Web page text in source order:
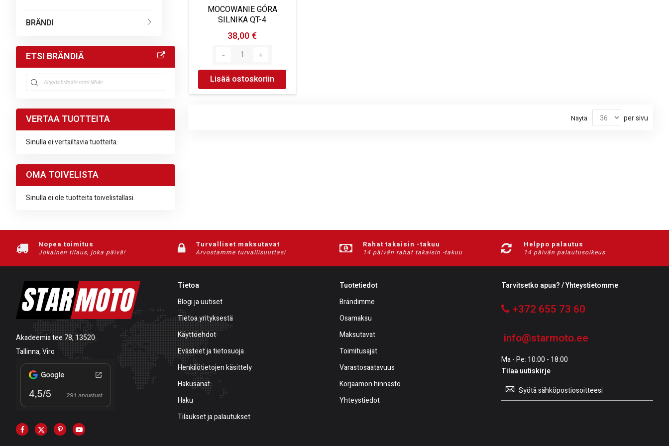
MOCOWANIE GÓRA
SILNIKA QT-4
38,00 €
Lisää ostoskoriin
Näytä per sivu
BRÄNDI
ETSI BRÄNDIÄ
VERTAA TUOTTEITA
Sinulla ei vertailtavia tuotteita.
OMA TOIVELISTA
Sinulla ei ole tuotteita toivelistallasi.
Nopea toimitus
Jokainen tilaus, joka päivä!
Turvalliset maksutavat
Arvostamme turvallisuuttasi
Rahat takaisin -takuu
14 päivän rahat takaisin -takuu
Helppo palautus
14 päivän palautusoikeus
Akadeemia tee 78, 13520
Tallinna, Viro
Tietoa
Blogi ja uutiset
Tietoa yrityksestä
Käyttöehdot
Evästeet ja tietosuoja
Henkilötietojen käsittely
Hakusanat
Haku
Tilaukset ja palautukset
Tuotetiedot
Brändimme
Osamaksu
Maksutavat
Toimitusajat
Varastosaatavuus
Korjaamon hinnasto
Yhteystiedot
Tarvitsetko apua? / Yhteystietomme
+372 655 73 60
info@starmoto.ee
Ma - Pe: 10:00 - 18:00
Tilaa uutiskirje
Tilaa
uutiskirje: